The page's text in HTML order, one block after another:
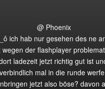
@ Phoenix
ich hab nur gesehen des ne
der flashplayer
ladezeit jetzt richtig gut ist
mal in die runde
jetzt also böse? davon